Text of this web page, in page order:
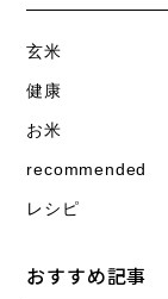
玄米
健康
お米
recommended
レシピ
おすすめ記事